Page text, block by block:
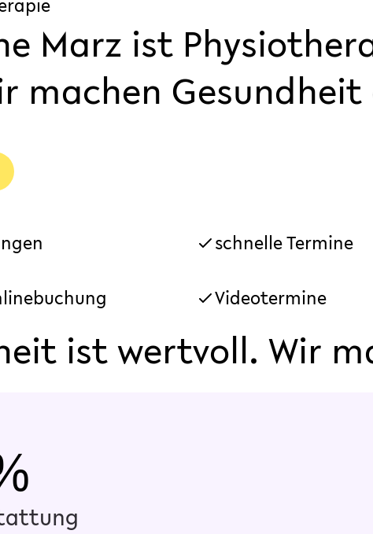
Marz ist
machen
schnelle Termine
Videotermine
ist wertvoll. Wir